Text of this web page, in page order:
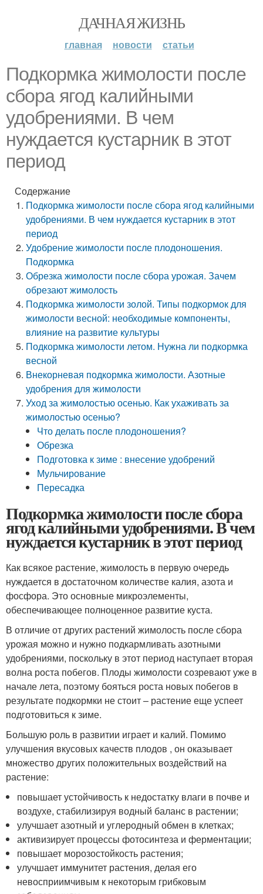
ДАЧНАЯ ЖИЗНЬ
главная новости статьи
Подкормка жимолости после
сбора ягод калийными
удобрениями. В чем
нуждается кустарник в этот
период
Содержание
Подкормка жимолости после сбора ягод калийными
удобрениями. В чем нуждается кустарник в этот
период
Удобрение жимолости после плодоношения.
Подкормка
Обрезка жимолости после сбора урожая. Зачем
обрезают жимолость
Подкормка жимолости золой. Типы подкормок для
жимолости весной: необходимые компоненты,
влияние на развитие культуры
Подкормка жимолости летом. Нужна ли подкормка
весной
Внекорневая подкормка жимолости. Азотные
удобрения для жимолости
Уход за жимолостью осенью. Как ухаживать за
жимолостью осенью?
Что делать после плодоношения?
Обрезка
Подготовка к зиме : внесение удобрений
Мульчирование
Пересадка
Подкормка жимолости после сбора
ягод калийными удобрениями. В чем
нуждается кустарник в этот период
Как всякое растение, жимолость в первую очередь
нуждается в достаточном количестве калия, азота и
фосфора. Это основные микроэлементы,
обеспечивающее полноценное развитие куста.
В отличие от других растений жимолость после сбора
урожая можно и нужно подкармливать азотными
удобрениями, поскольку в этот период наступает вторая
волна роста побегов. Плоды жимолости созревают уже в
начале лета, поэтому бояться роста новых побегов в
результате подкормки не стоит – растение еще успеет
подготовиться к зиме.
Большую роль в развитии играет и калий. Помимо
улучшения вкусовых качеств плодов , он оказывает
множество других положительных воздействий на
растение:
повышает устойчивость к недостатку влаги в почве и
воздухе, стабилизируя водный баланс в растении;
улучшает азотный и углеродный обмен в клетках;
активизирует процессы фотосинтеза и ферментации;
повышает морозостойкость растения;
улучшает иммунитет растения, делая его
невосприимчивым к некоторым грибковым